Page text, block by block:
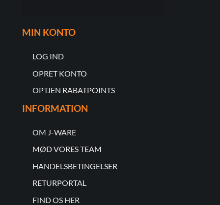
MIN KONTO
LOG IND
OPRET KONTO
OPTJEN RABATPOINTS
INFORMATION
OM J-WARE
MØD VORES TEAM
HANDELSBETINGELSER
RETURPORTAL
FIND OS HER